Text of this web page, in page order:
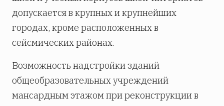
допускается в крупных и крупнейших
городах, кроме расположенных в
сейсмических районах.
Возможность надстройки зданий
общеобразовательных учреждений
мансардным этажом при реконструкции в